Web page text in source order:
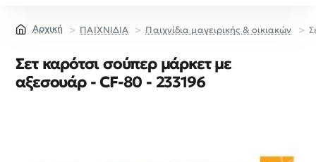
ΠΑΙΧΝΙΔΙΑ Παιχνίδια μαγειρικής & οικιακών
Σετ καρότσι σούπερ μάρκετ με
αξεσουάρ - CF-80 - 233196